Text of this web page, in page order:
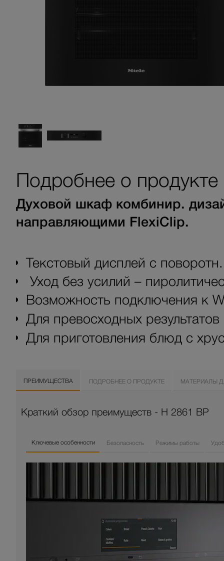
Подробнее о продукте
Духовой шкаф комбинир.
направляющими FlexiClip.
Текстовый дисплей с
Уход без усилий –
Возможность подключения к
Для превосходных
Для приготовления блюд с
ПРЕИМУЩЕСТВА ПОДРОБНЕЕ О ПРОДУКТЕ МАТЕРИАЛЫ
Краткий обзор преимуществ - H 2861 BP
Ключевые особенности Безопасность Режимы работы